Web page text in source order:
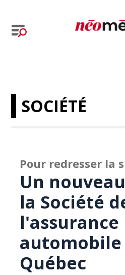
SOCIÉTÉ
Pour redresser la
Un
la Société
l'assurance
automobile
Québec